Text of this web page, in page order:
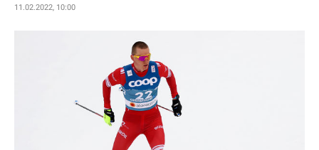
11.02.2022, 10:00